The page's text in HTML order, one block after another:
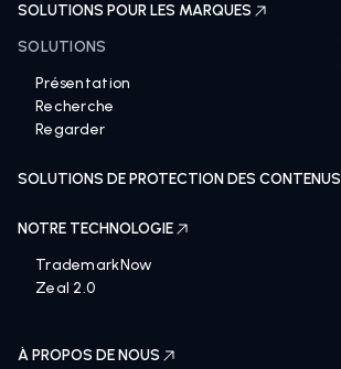
SOLUTIONS POUR LES MARQUES
SOLUTIONS
Présentation
Recherche
Regarder
SOLUTIONS DE PROTECTION DES CONTENUS
NOTRE TECHNOLOGIE
TrademarkNow
Zeal 2.0
À PROPOS DE NOUS